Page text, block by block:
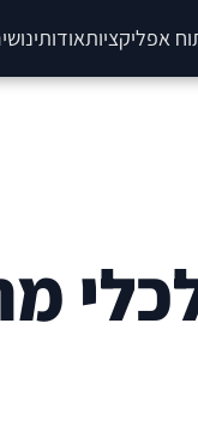
אפליקציותאודותינו